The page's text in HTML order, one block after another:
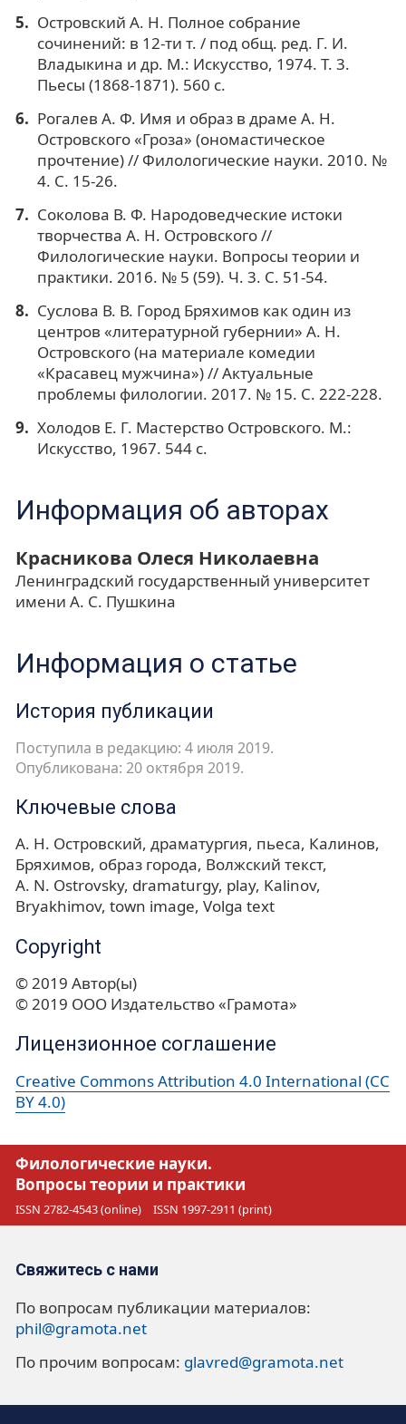
Островский А. Н. Полное собрание
сочинений: в 12-ти т. / под общ. ред. Г. И.
Владыкина и др. М.: Искусство, 1974. Т. 3.
Пьесы (1868-1871). 560 с.
Рогалев А. Ф. Имя и образ в драме А. Н.
Островского «Гроза» (ономастическое
прочтение) // Филологические науки. 2010. №
4. С. 15-26.
Соколова В. Ф. Народоведческие истоки
творчества А. Н. Островского //
Филологические науки. Вопросы теории и
практики. 2016. № 5 (59). Ч. 3. С. 51-54.
Суслова В. В. Город Бряхимов как один из
центров «литературной губернии» А. Н.
Островского (на материале комедии
«Красавец мужчина») // Актуальные
проблемы филологии. 2017. № 15. С. 222-228.
Холодов Е. Г. Мастерство Островского. М.:
Искусство, 1967. 544 с.
Информация об авторах
Красникова Олеся Николаевна
Ленинградский государственный университет
имени А. С. Пушкина
Информация о статье
История публикации
Поступила в редакцию: 4 июля 2019.
Опубликована: 20 октября 2019.
Ключевые слова
А. Н. Островский драматургия пьеса Калинов
Бряхимов образ города Волжский текст
A. N. Ostrovsky dramaturgy play Kalinov
Bryakhimov town image Volga text
Copyright
© 2019 Автор(ы)
© 2019 ООО Издательство «Грамота»
Лицензионное соглашение
Creative Commons Attribution 4.0 International (CC
BY 4.0)
Филологические науки.
Вопросы теории и практики
ISSN 2782-4543 (online) ISSN 1997-2911 (print)
Свяжитесь с нами
По вопросам публикации материалов:
phil@gramota.net
По прочим вопросам: glavred@gramota.net